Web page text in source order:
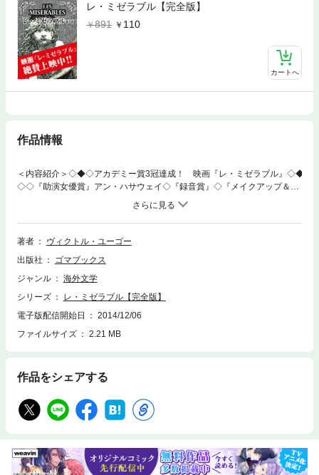
レ・ミゼラブル【完全版】
891
110
カートへ
作品情報
＜内容紹介＞◇◆◇アカデミー賞3冠達成！ 映画『レ・ミゼラブル』◇◆
◇◇『助演女優賞』アン・ハサウェイ◇『録音賞』◇『メイクアップ＆ヘ
アスタイリング賞』『作品賞』『主演男優賞』『助演女優賞』『歌曲賞』
『衣装デザイン賞』『メイクアップ＆ヘアスタイリング賞』『美術賞』
『録音賞』の８部門ノミネート!!フランスの激動期を背景とした、ジャ
ン・ヴァルジャンの波乱の生涯。たった１本のパンを盗んだがために19年
を盗み出す。しかし慈悲深い司教の温情に触れ、人間不信に陥っていたジ
ャン・ヴァルジャンは徐々に生まれ変わっていく。そして善良な市民とし
娼婦ファンティーヌの窮状を知り、彼女の娘コゼットを預け先の悪辣なテ
ナルディエ夫婦のもとから救い出すことを約束する。映画で大人気の
「レ・ミゼラブル」。映画では描かれきれなかった登場人物たちの心情や
状況を鮮やかに描く、ヴィクトル・ユゴーの不朽の名作。劇場へ足を運ん
七年のこと●第四編 委託は時に放棄となる●第五編 下降●第六編 ジャ
●第一編 ワーテルロー●第二編 軍艦オリオン●第三編 死者への約束の
履行●第四編 ゴルボー屋敷●第五編 暗がりの追跡に無言の一組●第六
ルジョワ●第三編 お祖父さんと孫●第四編 「ABCの友」●第五編 不幸
にあがる軍配●第六編 ふたつの星の会合●第七編 パトロン＝ミネット●
著者
ヴィクトル・ユーゴー
出版社
ゴマブックス
ジャンル
海外文学
シリーズ
レ・ミゼラブル【完全版】
電子版配信開始日
2014/12/06
ファイルサイズ
2.21 MB
作品をシェアする